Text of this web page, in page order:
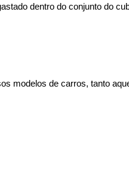
dentro do conjunto do
modelos de carros, tanto